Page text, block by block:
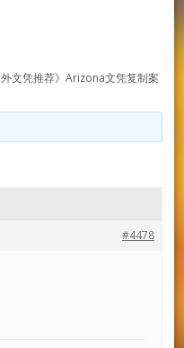
外文凭推荐》Arizona文凭复制案
#4478